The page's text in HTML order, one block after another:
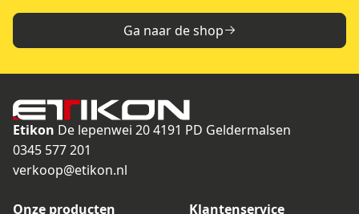
Ga naar de shop
Etikon De lepenwei 204191 PD Geldermalsen
0345 577 201
verkoop@etikon.nl
Onze producten Klantenservice